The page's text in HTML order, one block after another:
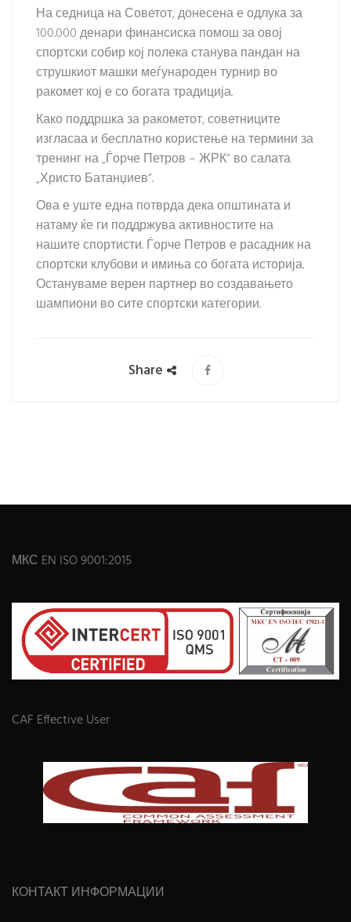
На седница на Советот, донесена е одлука за
100.000 денари финансиска помош за овој
спортски собир кој полека станува пандан на
струшкиот машки меѓународен турнир во
ракомет кој е со богата традиција.
Како поддршка за ракометот, советниците
изгласаа и бесплатно користење на термини за
тренинг на „Ѓорче Петров – ЖРК“ во салата
„Христо Батанџиев“.
Ова е уште една потврда дека општината и
натаму ќе ги поддржува активностите на
нашите спортисти. Ѓорче Петров е расадник на
спортски клубови и имиња со богата историја.
Остануваме верен партнер во создавањето
шампиони во сите спортски категории.
Share
МКС EN ISO 9001:2015
CAF Effective User
КОНТАКТ ИНФОРМАЦИИ